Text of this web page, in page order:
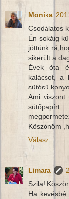
Monika
Csodálatos
Én sokáig
jöttünk
sikerült a
Évek óta
kalácsot, a
sütésű
Ami viszont
sütőpapírt
Köszönöm
Válasz
Limara
Szila!
Ha kevésbé